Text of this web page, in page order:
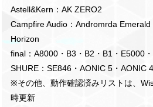
Astell&Kern：AK ZERO2
Campfire Audio：Andromrda
Horizon
final：A8000・B3・B2・B1・E5000
SHURE：SE846・AONIC 5・AONIC
※その他、動作確認済みリストは、
時更新